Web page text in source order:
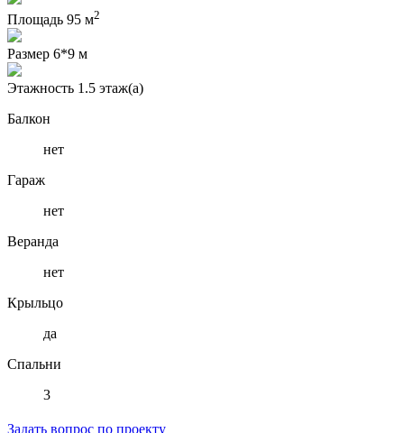
Площадь 95 м2
Размер 6*9 м
Этажность 1.5 этаж(а)
Балкон
нет
Гараж
нет
Веранда
нет
Крыльцо
да
Спальни
3
Задать вопрос по проекту